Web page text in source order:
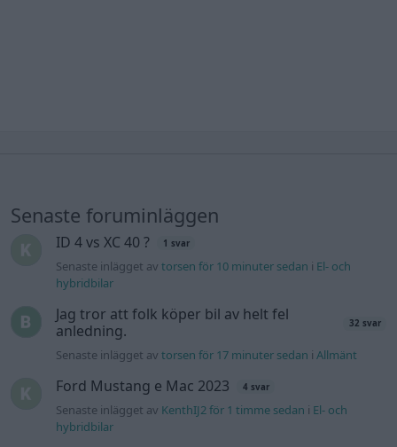
Senaste foruminläggen
ID 4 vs XC 40 ? 1 svar
Senaste inlägget avtorsen för 10 minuter sedan i El- och
hybridbilar
Jag tror att folk köper bil av helt fel
anledning.
32 svar
Senaste inlägget avtorsen för 17 minuter sedan iAllmänt
Ford Mustang e Mac 2023 4 svar
Senaste inlägget av KenthIJ2 för 1 timme sedan i El- och
hybridbilar